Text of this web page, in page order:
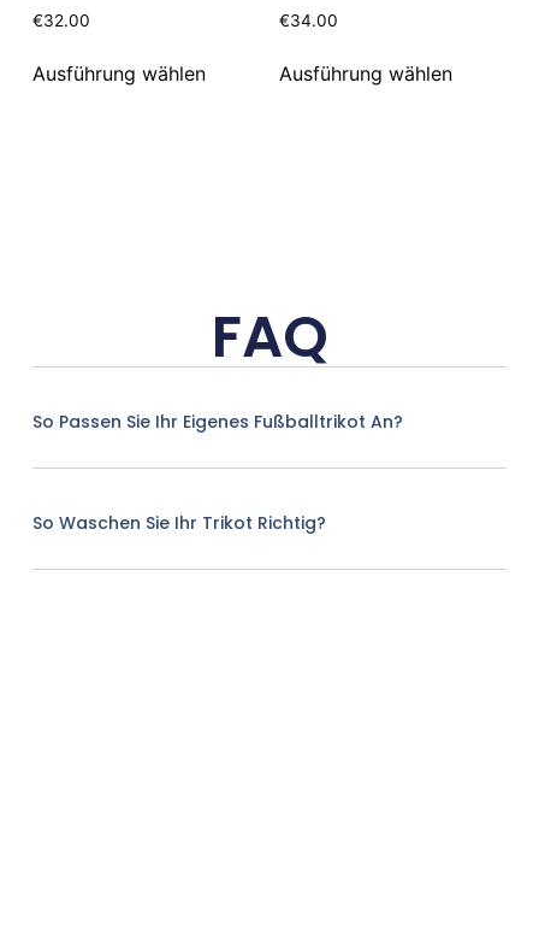
€32.00
Ausführung wählen
€34.00
Ausführung wählen
FAQ
So Passen Sie Ihr Eigenes Fußballtrikot An?
So Waschen Sie Ihr Trikot Richtig?